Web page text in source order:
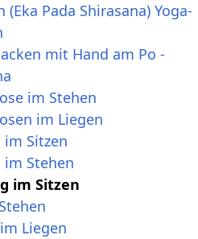
Pada Shirasana) Yoga-
mit Hand am Po -
im Stehen
im Liegen
im Sitzen
im Stehen
im Sitzen
Liegen